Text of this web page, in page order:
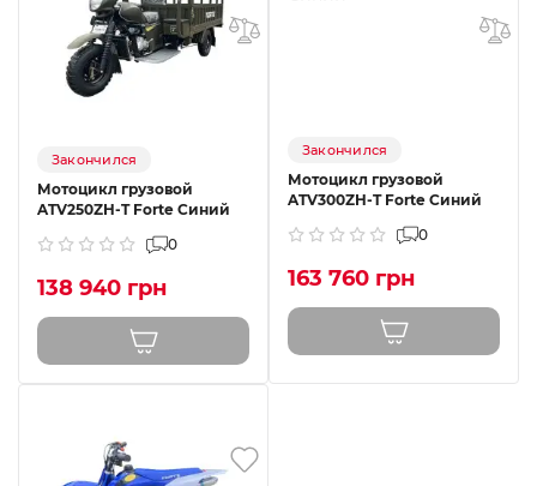
Закончился
Мотоцикл грузовой
ATV250ZH-T Forte Синий
0
138 940 грн
Закончился
Мотоцикл грузовой
ATV300ZH-T Forte Синий
0
163 760 грн